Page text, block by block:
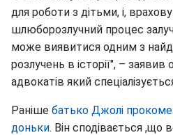
для роботи з дітьми, і,
шлюборозлучний процес
може виявитися одним з
розлучень в історії", – заявив
адвокатів який
Раніше батько Джолі
доньки. Він сподівається ,що